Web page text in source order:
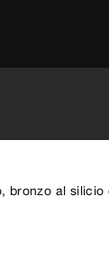
bronzo al